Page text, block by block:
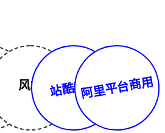
风格 站酷字库阿里平台商用